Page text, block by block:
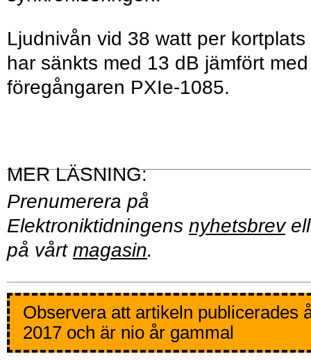
Ljudnivån vid 38 watt per kortplats
har sänkts med 13 dB jämfört med
föregångaren PXIe-1085.
Prenumerera på
Elektroniktidningens nyhetsbrev
på vårt magasin.
Observera att artikeln publicerades
2017 och är nio år gammal